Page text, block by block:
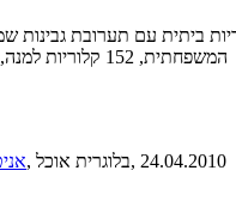
ביתית עם תערובת גבינות
המשפחתית, 152 קלוריות למנה, 84 קלוריות ל-100 גרם
, בלוגרית אוכל, 24.04.2010